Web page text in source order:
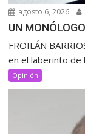
agosto 6, 2026
UN
FROILÁN
en el laberinto de
Opinión